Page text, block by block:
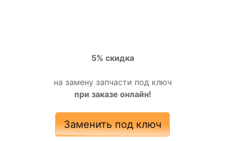
5% скидка
на замену запчасти под ключ
при заказе онлайн!
Заменить под ключ